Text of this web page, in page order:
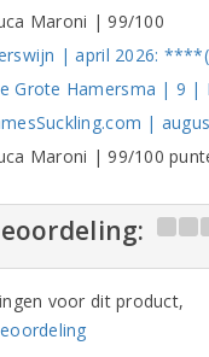
Maroni | 99/100
| april 2026:
Grote Hamersma | 9 |
|
Maroni | 99/100
voor dit product,